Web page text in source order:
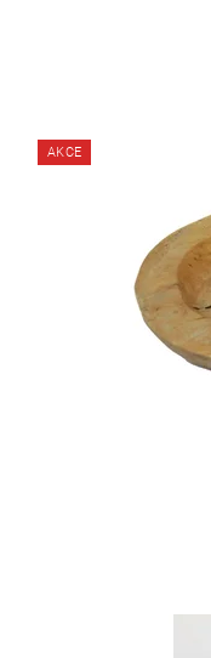
AKCE